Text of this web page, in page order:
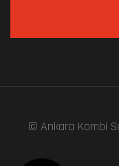
© Ankara Kombi